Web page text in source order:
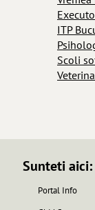
ITP
Scoli
Sunteti aici:
Portal Info